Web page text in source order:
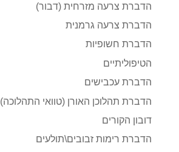
הדברת צרעה מזרחית (דבור)
הדברת צרעה גרמנית
הדברת חשופיות
הטיפוליתיים
הדברת עכבישים
הדברת תהלוכן האורן (טוואי התהלוכה)
דובון הקורים
הדברת רימות זבובים\תולעים